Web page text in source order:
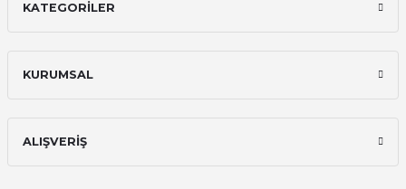
KATEGORİLER
KURUMSAL
ALIŞVERİŞ